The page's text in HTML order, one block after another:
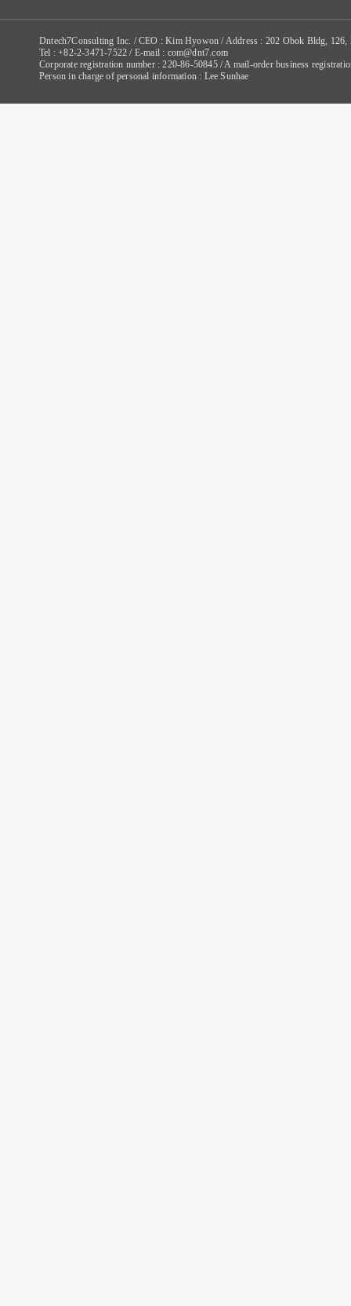
Dntech7Consulting Inc. / CEO : Kim Hyowon / Address : 202 Obok Bldg, 126,
Tel : +82-2-3471-7522 / E-mail : com@dnt7.com
Corporate registration number : 220-86-50845 / A mail-order business
Person in charge of personal information : Lee Sunhae